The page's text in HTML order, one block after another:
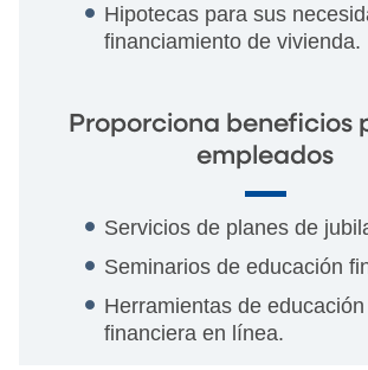
Hipotecas para sus
financiamiento de vivienda.
Proporciona beneficios
empleados
Servicios de planes de
Seminarios de educación
Herramientas de educación
financiera en línea.